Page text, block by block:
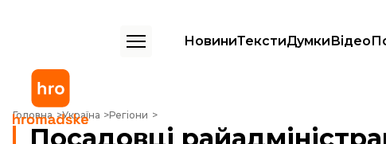
НовиниТекстиДумкиВідео
Головна Україна Регіони
Посадовці райадміністрацій Львова отримали підозри у справі про